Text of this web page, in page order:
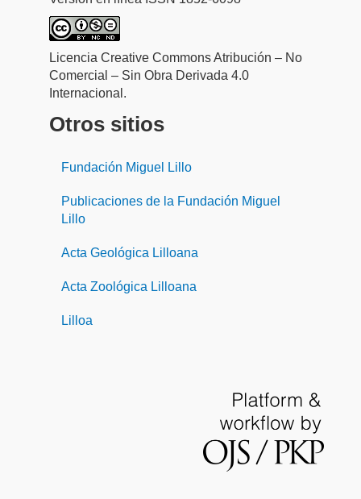
Licencia Creative Commons Atribución – No
Comercial – Sin Obra Derivada 4.0
Internacional.
Otros sitios
Fundación Miguel Lillo
Publicaciones de la Fundación Miguel
Lillo
Acta Geológica Lilloana
Acta Zoológica Lilloana
Lilloa